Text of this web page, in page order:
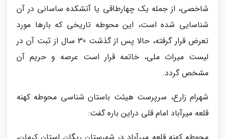
شاخصی، از جمله یک چهارطاقی یا آتشکده ساسانی در آن
شناسایی شده است، این محوطه تاریخی که بارها مورد
تعرض قرار گرفته، حالا پس از گذشت 30 سال از ثبت آن در
لیست میراث ملی، خاتمه قرار است عرصه و حریم آن
مشخص گردد.
شهرام زارع، سرپرست هیئت باستان شناسی محوطه کهنه
قلعه میرآباد امام قلی دراین باره گفت: